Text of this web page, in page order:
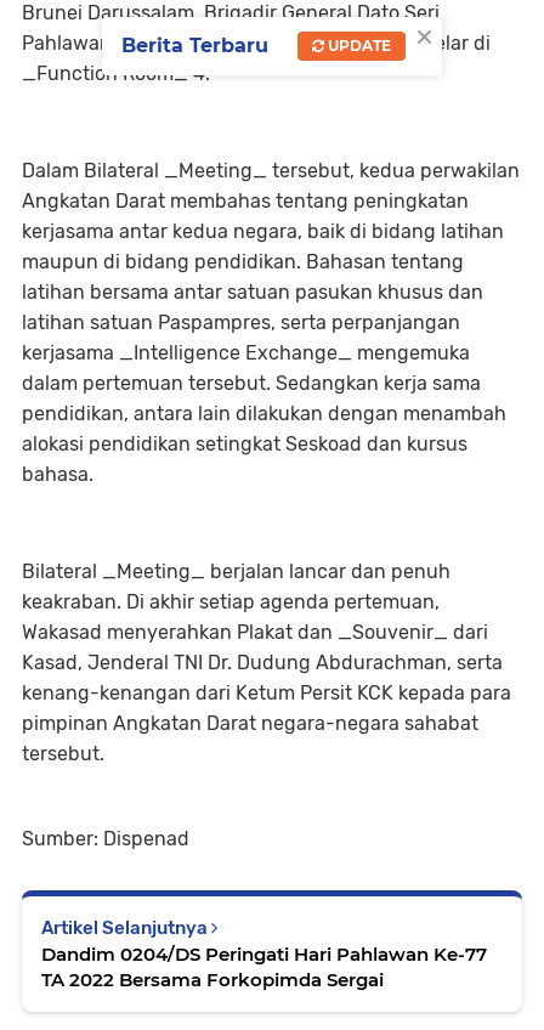
Brunei Darussalam, Brigadir General Dato Seri
Pahlawan Saifulrizal bin Abdul Latif, yang digelar di
_Function Room_ 4.
Dalam Bilateral _Meeting_ tersebut, kedua perwakilan
Angkatan Darat membahas tentang peningkatan
kerjasama antar kedua negara, baik di bidang latihan
maupun di bidang pendidikan. Bahasan tentang
latihan bersama antar satuan pasukan khusus dan
latihan satuan Paspampres, serta perpanjangan
kerjasama _Intelligence Exchange_ mengemuka
dalam pertemuan tersebut. Sedangkan kerja sama
pendidikan, antara lain dilakukan dengan menambah
alokasi pendidikan setingkat Seskoad dan kursus
bahasa.
Bilateral _Meeting_ berjalan lancar dan penuh
keakraban. Di akhir setiap agenda pertemuan,
Wakasad menyerahkan Plakat dan _Souvenir_ dari
Kasad, Jenderal TNI Dr. Dudung Abdurachman, serta
kenang-kenangan dari Ketum Persit KCK kepada para
pimpinan Angkatan Darat negara-negara sahabat
tersebut.
Sumber: Dispenad
Artikel Selanjutnya
Dandim 0204/DS Peringati Hari Pahlawan Ke-77
TA 2022 Bersama Forkopimda Sergai
×
Berita Terbaru UPDATE